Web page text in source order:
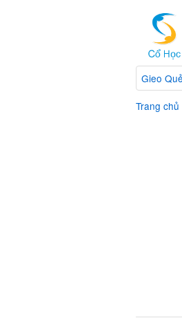
Gieo Quẻ
Trang chủ